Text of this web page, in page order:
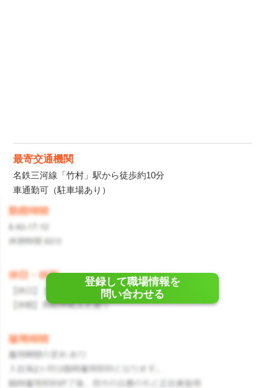
最寄交通機関
名鉄三河線「竹村」駅から徒歩約10分
車通勤可（駐車場あり）
登録して職場情報を
問い合わせる